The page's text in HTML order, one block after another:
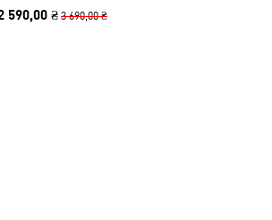
590,00 ₴ 3 690,00 ₴